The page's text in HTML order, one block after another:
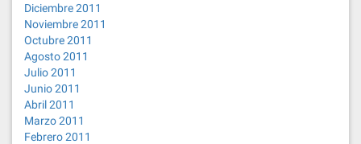
Diciembre 2011
Noviembre 2011
Octubre 2011
Agosto 2011
Julio 2011
Junio 2011
Abril 2011
Marzo 2011
Febrero 2011